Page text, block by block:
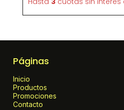
Páginas
Inicio
Productos
Promociones
Contacto